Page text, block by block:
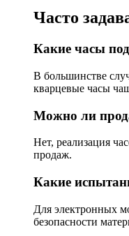
Часто
Какие часы
В большинстве
кварцевые часы
Можно ли
Нет, реализация
продаж.
Какие
Для электронных
безопасности